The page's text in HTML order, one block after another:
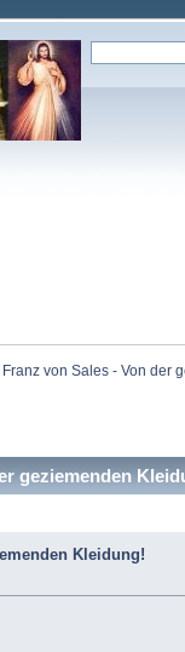
von Sales - Von der
geziemenden
Kleidung!